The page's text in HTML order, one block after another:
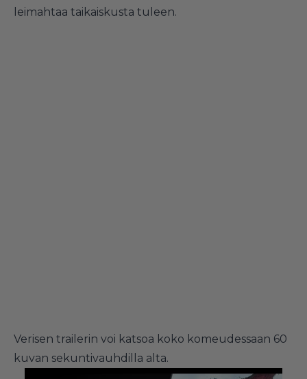
leimahtaa taikaiskusta tuleen.
Verisen trailerin voi katsoa koko komeudessaan 60
kuvan sekuntivauhdilla alta.